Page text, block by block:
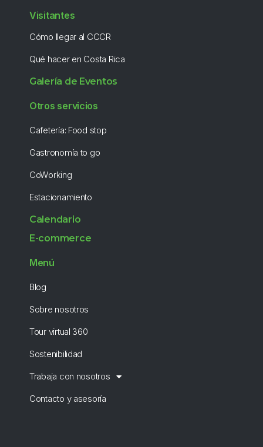
Visitantes
Cómo llegar al CCCR
Qué hacer en Costa Rica
Galería de Eventos
Otros servicios
Cafetería: Food stop
Gastronomía to go
CoWorking
Estacionamiento
Calendario
E-commerce
Menú
Blog
Sobre nosotros
Tour virtual 360
Sostenibilidad
Trabaja con nosotros
Contacto y asesoría